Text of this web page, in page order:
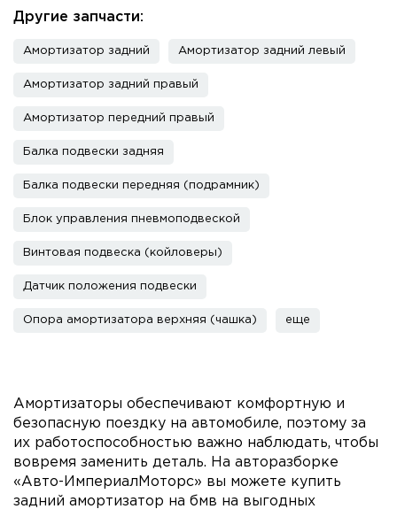
Другие запчасти:
Амортизатор задний Амортизатор задний левый
Амортизатор задний правый
Амортизатор передний правый
Балка подвески задняя
Балка подвески передняя (подрамник)
Блок управления пневмоподвеской
Винтовая подвеска (койловеры)
Датчик положения подвески
Опора амортизатора верхняя (чашка) еще
Амортизаторы обеспечивают комфортную и
безопасную поездку на автомобиле, поэтому за
их работоспособностью важно наблюдать, чтобы
вовремя заменить деталь. На авторазборке
«Авто-ИмпериалМоторс» вы можете купить
задний амортизатор на бмв на выгодных